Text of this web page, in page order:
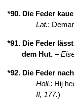
*90. Die Feder
Lat.:
*91. Die Feder
dem Hut.–
*92. Die Feder
Holl.: Hij
II, 177.)